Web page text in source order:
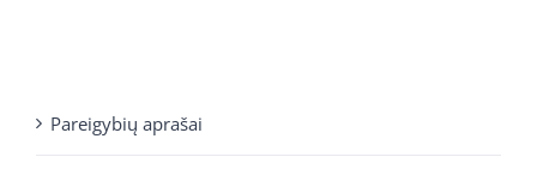
Pareigybių aprašai